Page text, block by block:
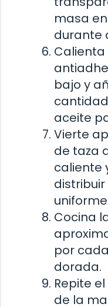
masa
durante
bajo y
aceite
Vierte
de taza
caliente
Cocina
por
dorada.
Repite
de la